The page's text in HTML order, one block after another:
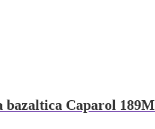
Caparol 189M